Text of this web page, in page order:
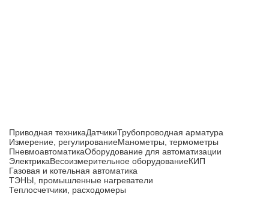
Приводная техникаДатчикиТрубопроводная арматура
Измерение, регулированиеМанометры, термометры
ПневмоавтоматикаОборудование для автоматизации
ЭлектрикаВесоизмерительное оборудованиеКИП
Газовая и котельная автоматика
ТЭНЫ, промышленные нагреватели
Теплосчетчики, расходомеры